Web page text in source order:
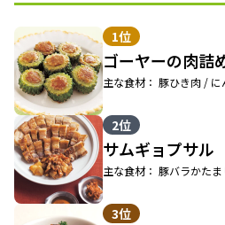
1位
ゴーヤーの肉詰
主な食材： 豚ひき肉 / に
2位
サムギョプサル
主な食材： 豚バラかた
3位